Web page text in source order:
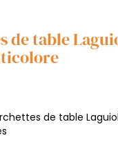
de table
de table